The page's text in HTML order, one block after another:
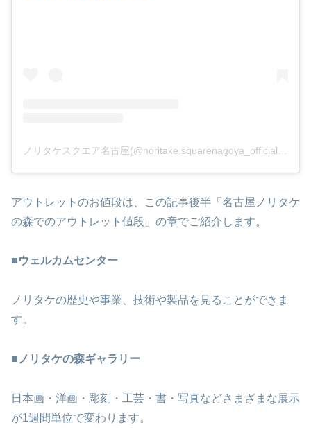
アウトレットのお値段は、この記事後半「名古屋ノリタケ
の森でのアウトレット値段」の章でご紹介します。
■ウェルカムセンター
ノリタケの歴史や事業、技術や製品を見ることができま
す。
■ ノリタケの森ギャラリー
日本画・洋画・彫刻・工芸・書・写真などさまざまな展示
が1週間単位で変わります。